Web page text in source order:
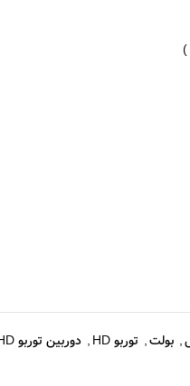
, بولت, توربو HD , دوربین توربو HD